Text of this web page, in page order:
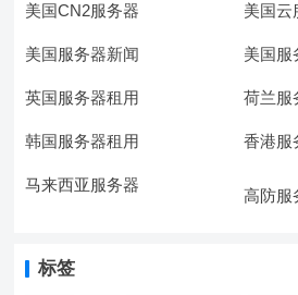
美国CN2服务器 美国云
美国服务器新闻 美国服
英国服务器租用 荷兰服
韩国服务器租用 香港服
马来西亚服务器
高防服
标签